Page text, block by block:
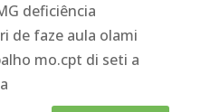
deficiência
de faze aula olami
mo.cpt di seti a